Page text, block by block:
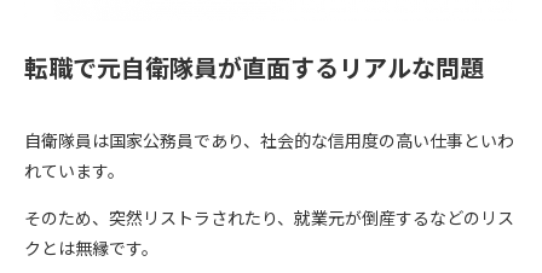
転職で元自衛隊員が直面するリアルな問題
自衛隊員は国家公務員であり、社会的な信用度の高い仕事といわ
れています。
そのため、突然リストラされたり、就業元が倒産するなどのリス
クとは無縁です。